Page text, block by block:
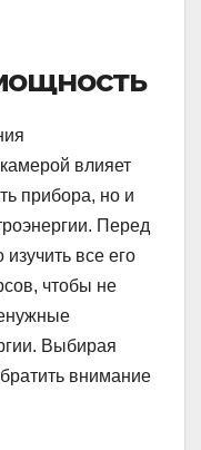
влияет
прибора, но и
Перед
все его
чтобы не
Выбирая
внимание